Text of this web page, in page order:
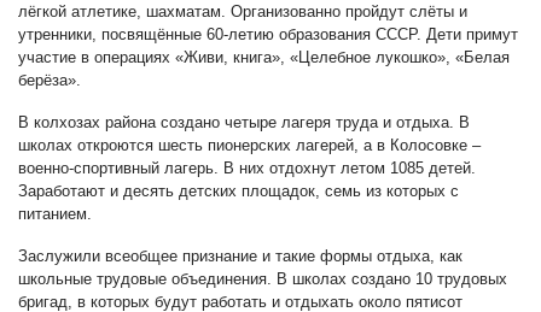
лёгкой атлетике, шахматам. Организованно пройдут слёты и
утренники, посвящённые 60-летию образования СССР. Дети примут
участие в операциях «Живи, книга», «Целебное лукошко», «Белая
берёза».
В колхозах района создано четыре лагеря труда и отдыха. В
школах откроются шесть пионерских лагерей, а в Колосовке –
военно-спортивный лагерь. В них отдохнут летом 1085 детей.
Заработают и десять детских площадок, семь из которых с
питанием.
Заслужили всеобщее признание и такие формы отдыха, как
школьные трудовые объединения. В школах создано 10 трудовых
бригад, в которых будут работать и отдыхать около пятисот